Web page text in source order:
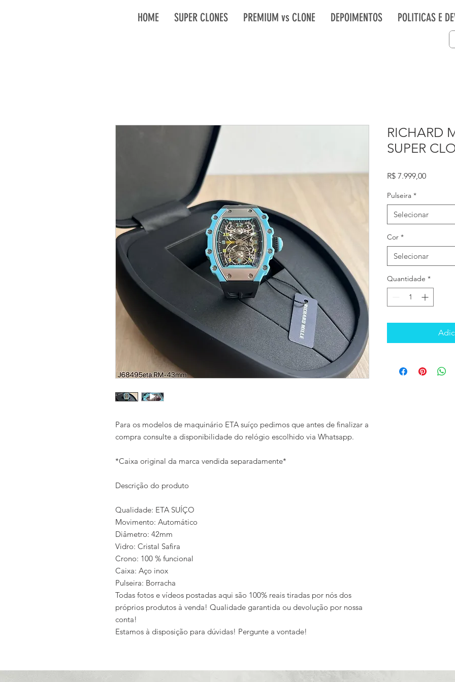
HOME SUPER CLONES PREMIUM vs CLONE DEPOIMENTOS POLITICAS E
Para os modelos de maquinário ETA suíço pedimos que antes de finalizar a
compra consulte a disponibilidade do relógio escolhido via Whatsapp.
*Caixa original da marca vendida separadamente*
Descrição do produto
Qualidade: ETA SUÍÇO
Movimento: Automático
Diâmetro: 42mm
Vidro: Cristal Safira
Crono: 100 % funcional
Caixa: Aço inox
Pulseira: Borracha
Todas fotos e vídeos postadas aqui são 100% reais tiradas por nós dos
próprios produtos à venda! Qualidade garantida ou devolução por nossa
conta!
Estamos à disposição para dúvidas! Pergunte a vontade!
RICHARD
SUPER
R$ 7.999,00Preço
Pulseira *
Selecionar
Cor *
Selecionar
Quantidade *